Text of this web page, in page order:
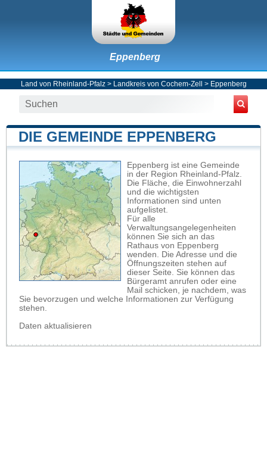
Eppenberg
Land von Rheinland-Pfalz> Landkreis von Cochem-Zell > Eppenberg
DIE GEMEINDE EPPENBERG
Eppenberg ist eine Gemeinde
in der Region Rheinland-Pfalz.
Die Fläche, die Einwohnerzahl
und die wichtigsten
Informationen sind unten
aufgelistet.
Für alle
Verwaltungsangelegenheiten
können Sie sich an das
Rathaus von Eppenberg
wenden. Die Adresse und die
Öffnungszeiten stehen auf
dieser Seite. Sie können das
Bürgeramt anrufen oder eine
Mail schicken, je nachdem, was
Sie bevorzugen und welche Informationen zur Verfügung
stehen.
Daten aktualisieren